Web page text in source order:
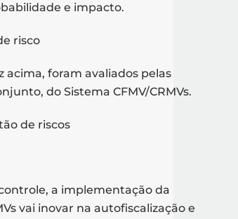
e impacto.
acima, foram avaliados pelas
do Sistema CFMV/CRMVs.
a implementação da
vai inovar na autofiscalização e